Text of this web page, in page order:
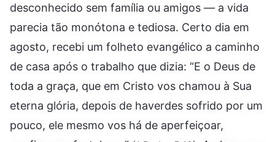
desconhecido sem família ou amigos — a vida
parecia tão monótona e tediosa. Certo dia em
agosto, recebi um folheto evangélico a caminho
de casa após o trabalho que dizia: “E o Deus de
toda a graça, que em Cristo vos chamou à Sua
eterna glória, depois de haverdes sofrido por um
pouco, ele mesmo vos há de aperfeiçoar,